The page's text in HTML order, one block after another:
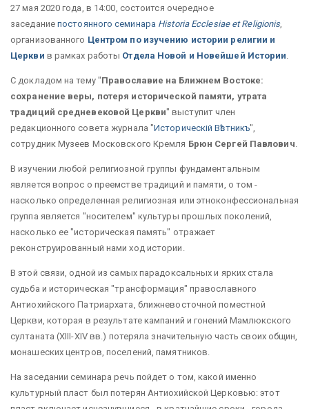
27 мая 2020 года, в 14:00, состоится очередное
заседание постоянного семинара Historia Ecclesiae et Religionis,
организованного Центром по изучению истории религии и
Церкви в рамках работы Отдела Новой и Новейшей Истории.
С докладом на тему "Православие на Ближнем Востоке:
сохранение веры, потеря исторической памяти, утрата
традиций средневековой Церкви" выступит член
редакционного совета журнала "Историческiй Вѣстникъ",
сотрудник Музеев Московского Кремля Брюн Сергей Павлович.
В изучении любой религиозной группы фундаментальным
является вопрос о преемстве традиций и памяти, о том -
насколько определенная религиозная или этноконфессиональная
группа является "носителем" культуры прошлых поколений,
насколько ее "историческая память" отражает
реконструированный нами ход истории.
В этой связи, одной из самых парадоксальных и ярких стала
судьба и историческая "трансформация" православного
Антиохийского Патриархата, ближневосточной поместной
Церкви, которая в результате кампаний и гонений Мамлюкского
султаната (XIII-XIV вв.) потеряла значительную часть своих общин,
монашеских центров, поселений, памятников.
На заседании семинара речь пойдет о том, какой именно
культурный пласт был потерян Антиохийской Церковью: этот